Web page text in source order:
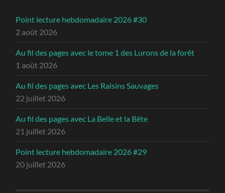
Point lecture hebdomadaire 2026 #30
2 août 2026
Au fil des pages avec le tome 1 des Lurons de la forêt
1 août 2026
Au fil des pages avec Les Raisins Sauvages
22 juillet 2026
Au fil des pages avec La Belle et la Bête
21 juillet 2026
Point lecture hebdomadaire 2026 #29
20 juillet 2026